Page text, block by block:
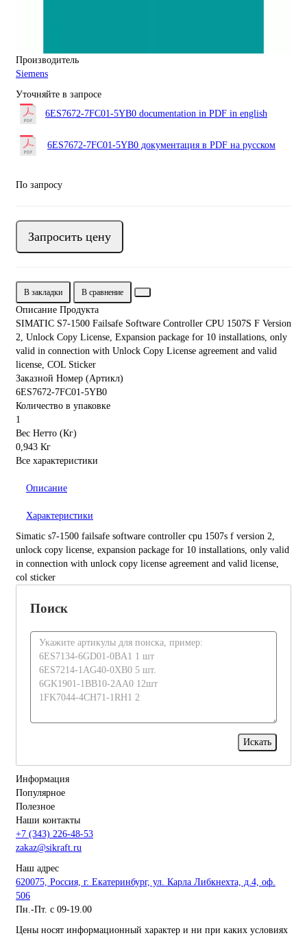
Производитель
Siemens
Уточняйте в запросе
6ES7672-7FC01-5YB0 documentation in PDF in english
6ES7672-7FC01-5YB0 документация в PDF на русском
По запросу
Запросить цену
В закладки В сравнение
Описание Продукта
SIMATIC S7-1500 Failsafe Software Controller CPU 1507S F Version
2, Unlock Copy License, Expansion package for 10 installations, only
valid in connection with Unlock Copy License agreement and valid
license, COL Sticker
Заказной Номер (Артикл)
6ES7672-7FC01-5YB0
Количество в упаковке
1
Вес Нетто (Кг)
0,943 Кг
Все характеристики
Описание
Характеристики
Simatic s7-1500 failsafe software controller cpu 1507s f version 2,
unlock copy license, expansion package for 10 installations, only valid
in connection with unlock copy license agreement and valid license,
col sticker
Поиск
Информация
Популярное
Полезное
Наши контакты
+7 (343) 226-48-53
zakaz@sikraft.ru
Наш адрес
620075, Россия, г. Екатеринбург, ул. Карла Либкнехта, д.4, оф.
506
Пн.-Пт. с 09-19.00
Цены носят информационный характер и ни при каких условиях